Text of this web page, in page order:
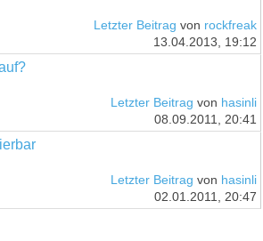
Letzter Beitrag von rockfreak
13.04.2013, 19:12
Letzter Beitrag von hasinli
08.09.2011, 20:41
Letzter Beitrag von hasinli
02.01.2011, 20:47